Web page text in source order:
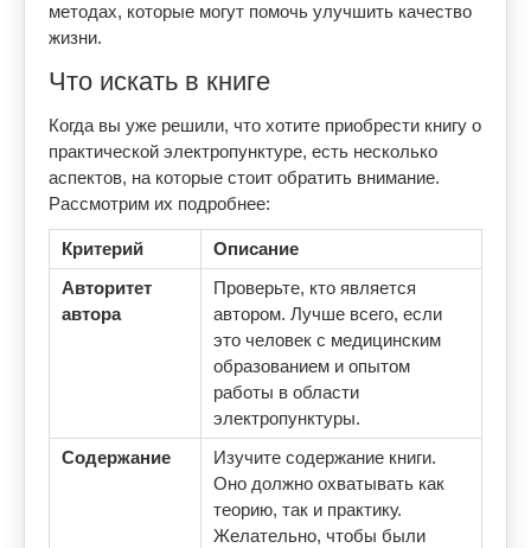
методах, которые могут помочь улучшить качество
жизни.
Что искать в книге
Когда вы уже решили, что хотите приобрести книгу о
практической электропунктуре, есть несколько
аспектов, на которые стоит обратить внимание.
Рассмотрим их подробнее:
Критерий
Описание
Авторитет
автора
Проверьте, кто является
автором. Лучше всего, если
это человек с медицинским
образованием и опытом
работы в области
электропунктуры.
Содержание
Изучите содержание книги.
Оно должно охватывать как
теорию, так и практику.
Желательно, чтобы были